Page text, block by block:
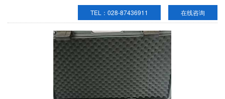
在线咨询
TEL：028-87436911